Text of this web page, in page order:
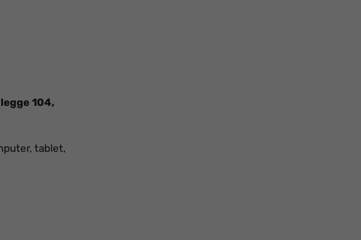
104,
tablet,